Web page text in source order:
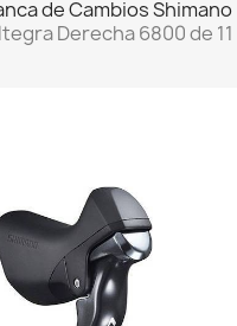
de Cambios Shimano
Derecha 6800 de 11